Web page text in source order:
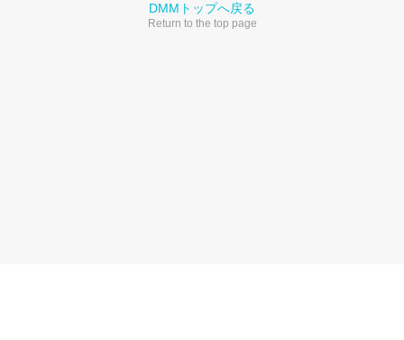
DMMトップへ戻る
Return to the top page